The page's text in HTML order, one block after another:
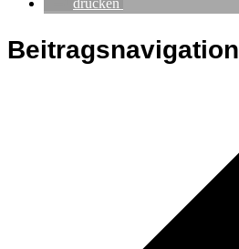
Beitragsnavigation